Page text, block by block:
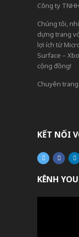
Công ty
Chúng tôi,
dựng trang
lợi ích từ
Surface –
cộng đồng!
Chuyên
KẾT NỐI
KÊNH